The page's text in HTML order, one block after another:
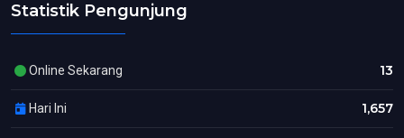
Statistik Pengunjung
Online Sekarang 13
Hari Ini 1,657